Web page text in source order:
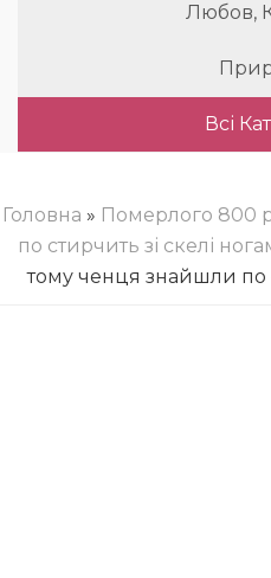
Любов,
Всі
Головна » Померлого 800
по стирчить зі скелі
тому ченця знайшли по